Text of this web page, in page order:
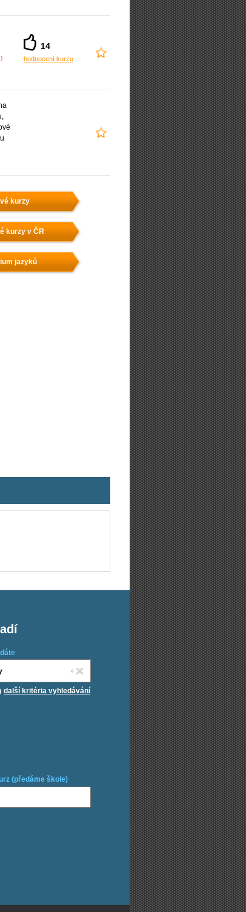
14
hodnocení kurzu
kurzy
kurzy v ČR
jazyků
další kritéria vyhledávání
(předáme škole)